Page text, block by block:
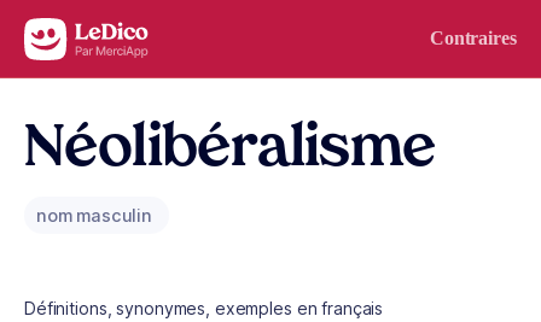
Aller au contenu Contraires
Néolibéralisme
nom masculin
Définitions, synonymes, exemples en français